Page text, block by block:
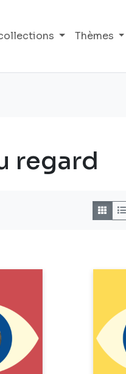
Thèmes
regard